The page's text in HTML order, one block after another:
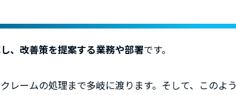
、改善策を提案する業務や部署です。
レームの処理まで多岐に渡ります。そして、このよう